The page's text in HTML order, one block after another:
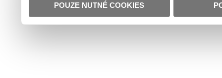
POUZE NUTNÉ COOKIES